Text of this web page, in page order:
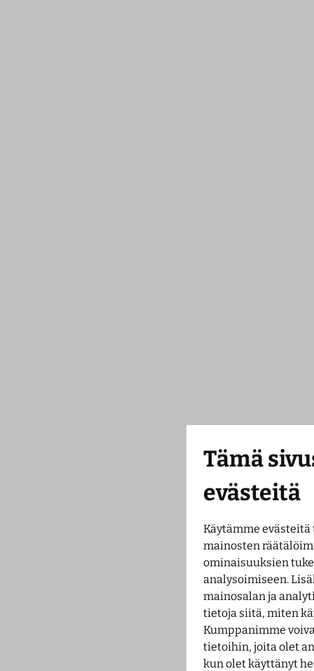
Tämä
evästeitä
Käytämme
mainosten
ominaisuuksien
analysoimiseen.
mainosalan ja
tietoja siitä, miten
Kumppanimme
tietoihin, joita olet
kun olet käyttänyt